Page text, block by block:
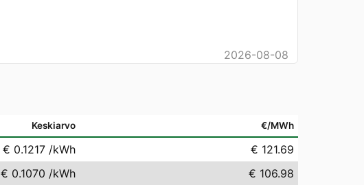
2026-08-08
Keskiarvo €/MWh
€ 0.1217 /kWh
€ 121.69
€ 0.1070 /kWh
€ 106.98